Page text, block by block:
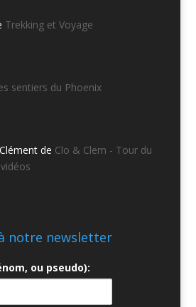
Trekking et Voyage
sentiers du Phoenix
de Clo & Clem - Tour du
notre newsletter
ou pseudo):